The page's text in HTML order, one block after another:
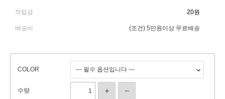
적립금 20원
배송비 (조건) 5만원이상 무료배송
COLOR
수량